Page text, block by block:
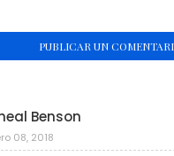
PUBLICAR UN
Benson
08, 2018